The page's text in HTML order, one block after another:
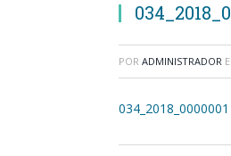
POR ADMINISTRADOR
034_2018_0000001